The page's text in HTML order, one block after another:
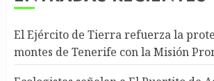
El Ejército de Tierra refuerza la
montes de Tenerife con la Misión